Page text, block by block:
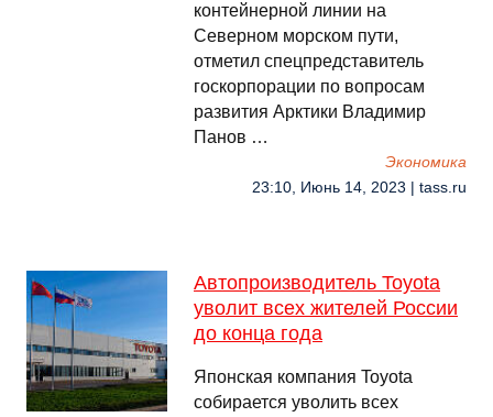
контейнерной линии на
Северном морском пути,
отметил спецпредставитель
госкорпорации по вопросам
развития Арктики Владимир
Панов …
Экономика
23:10, Июнь 14, 2023 | tass.ru
Автопроизводитель Toyota
уволит всех жителей России
до конца года
Японская компания Toyota
собирается уволить всех